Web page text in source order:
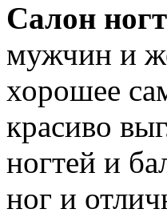
Салон
мужчин и
хорошее
красиво
ногтей и
ног и